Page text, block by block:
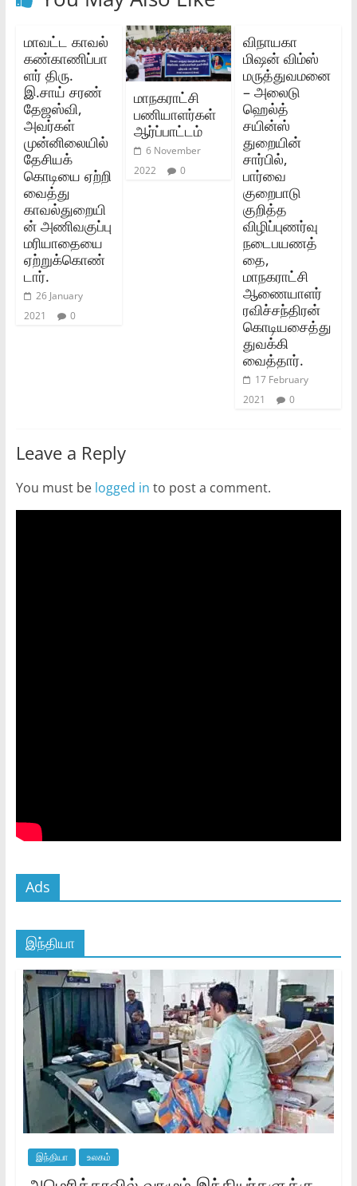
மாவட்ட காவல்‌
கண்காணிப்பா
ளர்‌ திரு.
இ.சாய்‌ சரண்‌
தேஜஸ்வி,
அவர்கள்‌
முன்னிலையில்‌
தேசியக்‌
கொடியை ஏற்றி
வைத்து
காவல்துறையி
ன்‌ அணிவகுப்பு
மரியாதையை
ஏற்றுக்கொண்
டார்‌.
26 January
2021
0
மாநகராட்சி
பணியாளர்கள்
ஆர்ப்பாட்டம்
6 November
2022
0
விநாயகா
மிஷன் விம்ஸ்
மருத்துவமனை
– அலைடு
ஹெல்த்
சயின்ஸ்
துறையின்
சார்பில்,
பார்வை
குறைபாடு
குறித்த
விழிப்புணர்வு
நடைபயணத்
தை,
மாநகராட்சி
ஆணையாளர்
ரவிச்சந்திரன்
கொடியசைத்து
துவக்கி
வைத்தார்.
17 February
2021
0
Leave a Reply
You must be logged in to post a comment.
Ads
இந்தியா
இந்தியா உலகம்